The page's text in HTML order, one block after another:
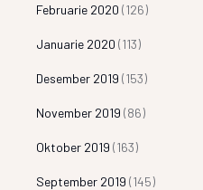
Februarie 2020 (126)
Januarie 2020 (113)
Desember 2019 (153)
November 2019 (86)
Oktober 2019 (163)
September 2019 (145)